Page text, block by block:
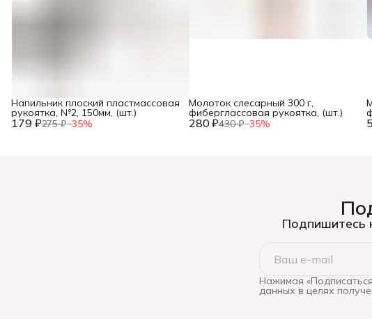
179 ₽275 ₽−35%
Напильник плоский пластмассовая
рукоятка, №2, 150мм, (шт.)
280 ₽430 ₽−35%
Молоток слесарный 300 г,
фиберглассовая рукоятка, (шт.)
Подпишитесь
Нажимая
данных в целях